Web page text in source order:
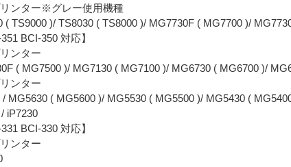
ンター※グレー使用機種
( TS9000 )/ TS8030 ( TS8000 )/ MG7730F ( MG7700 )/
351 BCI-350 対応】
ンター
( MG7500 )/ MG7130 ( MG7100 )/ MG6730 ( MG6700 )/
ンター
/ MG5630 ( MG5600 )/ MG5530 ( MG5500 )/ MG5430 (
iP7230
331 BCI-330 対応】
ンター